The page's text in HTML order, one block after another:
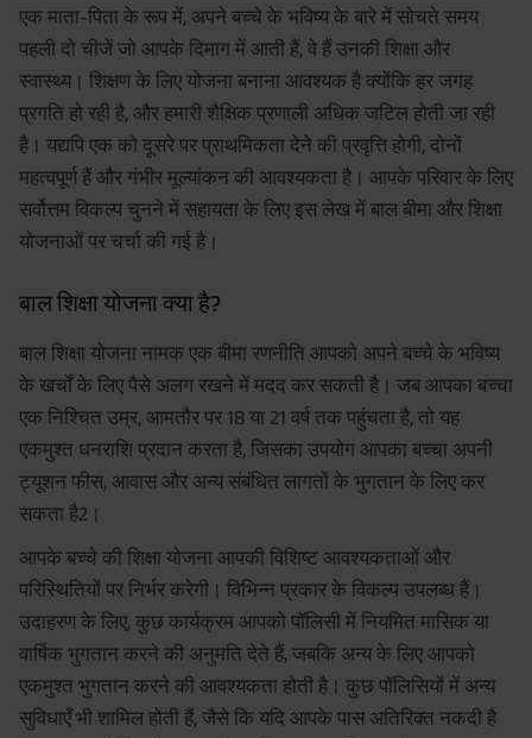
बाल बीमा योजना क्या है?
जब आप बच्चों के लिए बीमा योजना लेते हैं तो किन बातों का ध्यान
रखना चाहिए?
अंतिम विचार:
एक माता-पिता के रूप में, अपने बच्चे के भविष्य के बारे में सोचते समय
पहली दो चीजें जो आपके दिमाग में आती हैं, वे हैं उनकी शिक्षा और
स्वास्थ्य। शिक्षण के लिए योजना बनाना आवश्यक है क्योंकि हर जगह
प्रगति हो रही है, और हमारी शैक्षिक प्रणाली अधिक जटिल होती जा रही
है। यद्यपि एक को दूसरे पर प्राथमिकता देने की प्रवृत्ति होगी, दोनों
महत्वपूर्ण हैं और गंभीर मूल्यांकन की आवश्यकता है। आपके परिवार के लिए
सर्वोत्तम विकल्प चुनने में सहायता के लिए इस लेख में बाल बीमा और शिक्षा
योजनाओं पर चर्चा की गई है।
बाल शिक्षा योजना क्या है?
बाल शिक्षा योजना नामक एक बीमा रणनीति आपको अपने बच्चे के भविष्य
के खर्चों के लिए पैसे अलग रखने में मदद कर सकती है। जब आपका बच्चा
एक निश्चित उम्र, आमतौर पर 18 या 21 वर्ष तक पहुंचता है, तो यह
एकमुश्त धनराशि प्रदान करता है, जिसका उपयोग आपका बच्चा अपनी
ट्यूशन फीस, आवास और अन्य संबंधित लागतों के भुगतान के लिए कर
सकता है2।
आपके बच्चे की शिक्षा योजना आपकी विशिष्ट आवश्यकताओं और
परिस्थितियों पर निर्भर करेगी। विभिन्न प्रकार के विकल्प उपलब्ध हैं।
उदाहरण के लिए, कुछ कार्यक्रम आपको पॉलिसी में नियमित मासिक या
वार्षिक भुगतान करने की अनुमति देते हैं, जबकि अन्य के लिए आपको
एकमुश्त भुगतान करने की आवश्यकता होती है। कुछ पॉलिसियों में अन्य
सुविधाएँ भी शामिल होती हैं, जैसे कि यदि आपके पास अतिरिक्त नकदी है